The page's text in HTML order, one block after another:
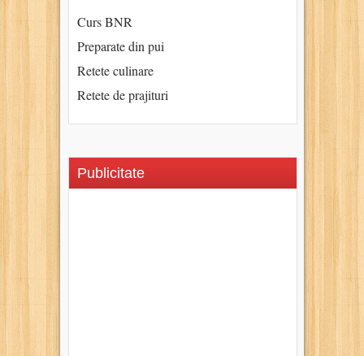
Curs BNR
Preparate din pui
Retete culinare
Retete de prajituri
Publicitate